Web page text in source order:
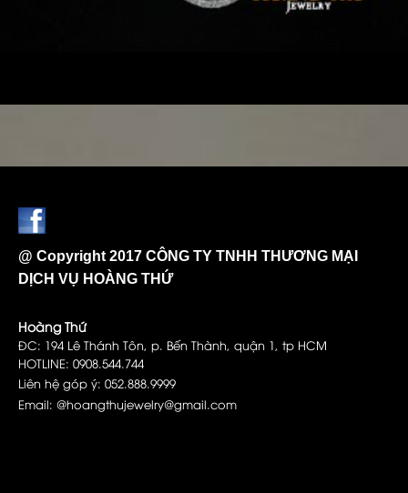
@ Copyright 2017 CÔNG TY TNHH THƯƠNG MẠI
DỊCH VỤ HOÀNG THỨ
Hoàng Thứ
ĐC: 194 Lê Thánh Tôn, p. Bến Thành, quận 1, tp HCM
HOTLINE: 0908.544.744
Liên hệ góp ý: 052.888.9999
Email: @hoangthujewelry@gmail.com